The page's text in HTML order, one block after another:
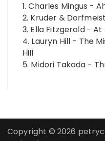
1. Charles Mingus -
2. Kruder &
3. Ella Fitzgerald - At
4. Lauryn Hill - The
Hill
5. Midori Takada -
Copyright © 2026